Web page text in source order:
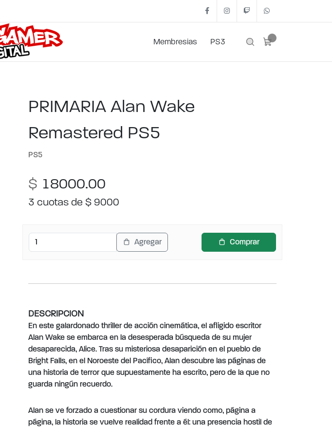
FacebookInstagram
Twitch
Membresias PS3
PRIMARIA Alan Wake
Remastered PS5
PS5
$ 18000.00
3 cuotas de $ 9000
Agregar Comprar
DESCRIPCION
En este galardonado thriller de acción cinemática, el afligido escritor
Alan Wake se embarca en la desesperada búsqueda de su mujer
desaparecida, Alice. Tras su misteriosa desaparición en el pueblo de
Bright Falls, en el Noroeste del Pacífico, Alan descubre las páginas de
una historia de terror que supuestamente ha escrito, pero de la que no
guarda ningún recuerdo.
Alan se ve forzado a cuestionar su cordura viendo como, página a
página, la historia se vuelve realidad frente a él: una presencia hostil de